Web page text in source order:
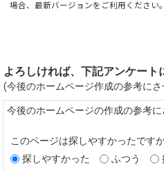
場合、最新バージョンをご利用ください。